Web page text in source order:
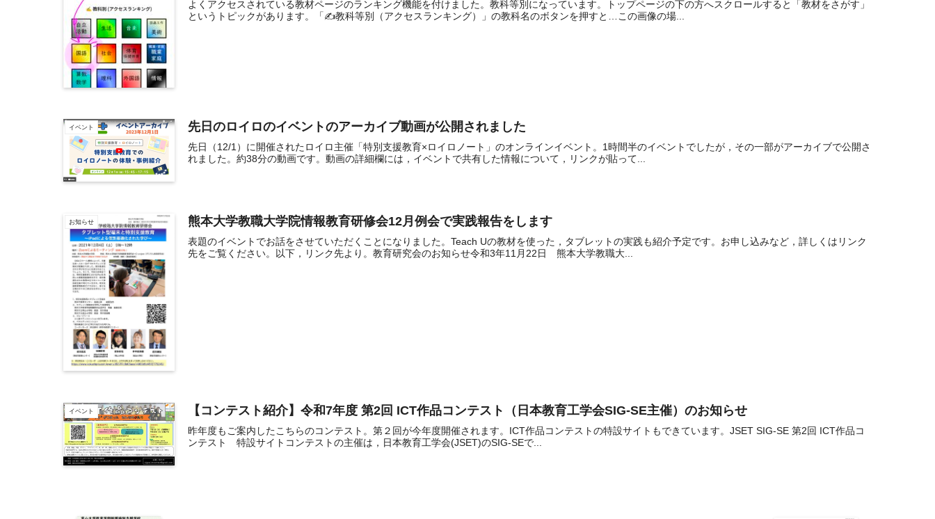
よくアクセスされている教材ページのランキング機能を付けました。教科等別になっています。トップページの下の方へスクロールすると「教材をさがす」
というトピックがあります。「✍教科等別（アクセスランキング）」の教科名のボタンを押すと…この画像の場...
イベント 先日のロイロのイベントのアーカイブ動画が公開されました
先日（12/1）に開催されたロイロ主催「特別支援教育×ロイロノート」のオンラインイベント。1時間半のイベントでしたが，その一部がアーカイブで公開さ
れました。約38分の動画です。動画の詳細欄には，イベントで共有した情報について，リンクが貼って...
お知らせ 熊本大学教職大学院情報教育研修会12月例会で実践報告をします
表題のイベントでお話をさせていただくことになりました。Teach Uの教材を使った，タブレットの実践も紹介予定です。お申し込みなど，詳しくはリンク
先をご覧ください。以下，リンク先より。教育研究会のお知らせ令和3年11月22日 熊本大学教職大...
イベント 【コンテスト紹介】令和7年度 第2回 ICT作品コンテスト（日本教育工学会SIG-SE主催）のお知らせ
昨年度もご案内したこちらのコンテスト。第２回が今年度開催されます。ICT作品コンテストの特設サイトもできています。JSET SIG-SE 第2回 ICT作品コ
ンテスト 特設サイトコンテストの主催は，日本教育工学会(JSET)のSIG-SEで...